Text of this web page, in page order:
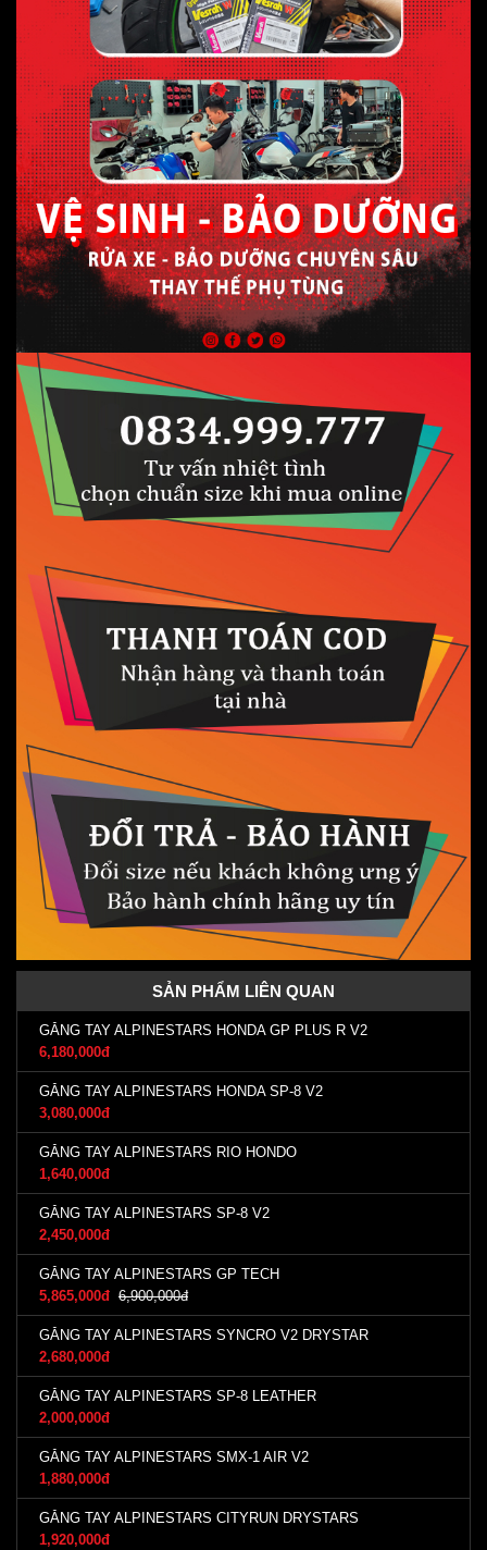
SẢN PHẨM LIÊN QUAN
GĂNG TAY ALPINESTARS HONDA GP PLUS R V2
6,180,000đ
GĂNG TAY ALPINESTARS HONDA SP-8 V2
3,080,000đ
GĂNG TAY ALPINESTARS RIO HONDO
1,640,000đ
GĂNG TAY ALPINESTARS SP-8 V2
2,450,000đ
GĂNG TAY ALPINESTARS GP TECH
5,865,000đ 6,900,000đ
GĂNG TAY ALPINESTARS SYNCRO V2 DRYSTAR
2,680,000đ
GĂNG TAY ALPINESTARS SP-8 LEATHER
2,000,000đ
GĂNG TAY ALPINESTARS SMX-1 AIR V2
1,880,000đ
GĂNG TAY ALPINESTARS CITYRUN DRYSTARS
1,920,000đ